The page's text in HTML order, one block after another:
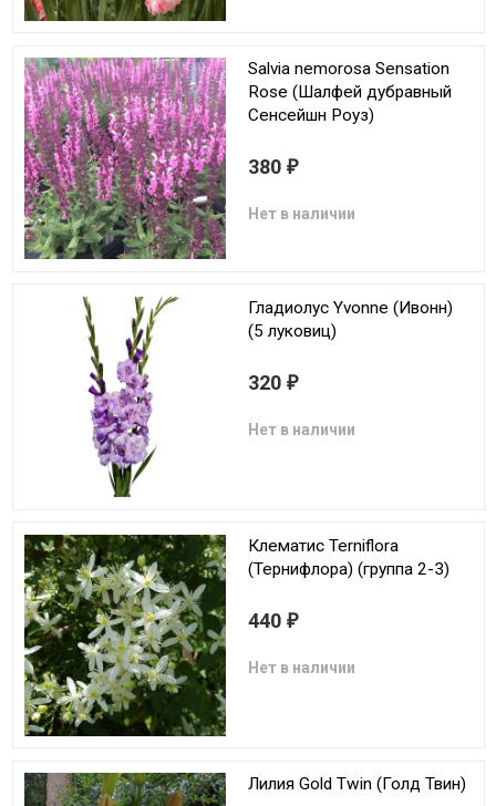
Salvia nemorosa Sensation
Rose (Шалфей дубравный
Сенсейшн Роуз)
380 ₽
Нет в наличии
Гладиолус Yvonne (Ивонн)
(5 луковиц)
320 ₽
Нет в наличии
Клематис Terniflora
(Тернифлора) (группа 2-3)
440 ₽
Нет в наличии
Лилия Gold Twin (Голд Твин)